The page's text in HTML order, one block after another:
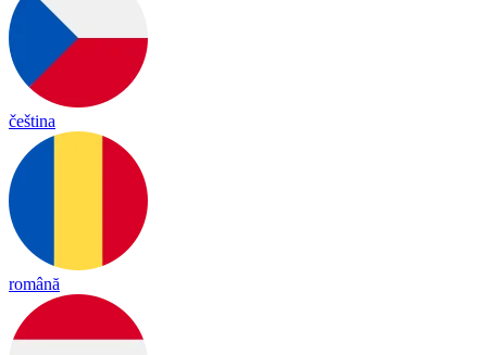
čeština
română